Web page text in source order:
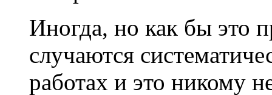
Иногда, но как бы это
случаются
работах и это никому